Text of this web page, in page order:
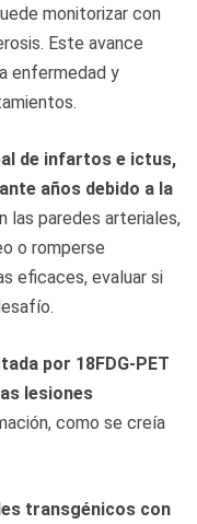
monitorizar con
Este avance
enfermedad y
de infartos e ictus,
años debido a la
las paredes arteriales,
o romperse
eficaces, evaluar si
por 18FDG-PET
lesiones
como se creía
transgénicos con